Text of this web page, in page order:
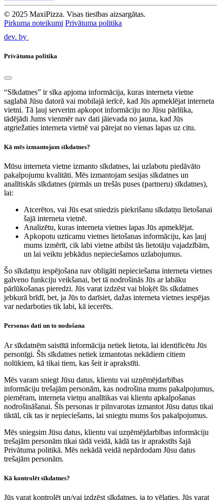
© 2025 MaxiPizza. Visas tiesības aizsargātas.
Pirkuma noteikumi Privātuma politika
dev. by
Privātuma politika
“Sīkdatnes” ir sīka apjoma informācija, kuras interneta vietne
saglabā Jūsu datorā vai mobilajā ierīcē, kad Jūs apmeklējat interneta
vietni. Tā ļauj serverim apkopot informāciju no Jūsu pārlūka,
tādējādi Jums vienmēr nav dati jāievada no jauna, kad Jūs
atgriežaties interneta vietnē vai pārejat no vienas lapas uz citu.
Kā mēs izmantojam sīkdatnes?
Mūsu interneta vietne izmanto sīkdatnes, lai uzlabotu piedāvāto
pakalpojumu kvalitāti. Mēs izmantojam sesijas sīkdatnes un
analītiskās sīkdatnes (pirmās un trešās puses (partneru) sīkdatnes),
lai:
Atcerētos, vai Jūs esat sniedzis piekrišanu sīkdatņu lietošanai
šajā interneta vietnē.
Analizētu, kuras interneta vietnes lapas Jūs apmeklējat.
Apkopotu uzticamu vietnes lietošanas informāciju, kas ļauj
mums izmērīt, cik labi vietne atbilst tās lietotāju vajadzībām,
un lai veiktu jebkādus nepieciešamos uzlabojumus.
Šo sīkdatņu iespējošana nav obligāti nepieciešama interneta vietnes
galveno funkciju veikšanai, bet tā nodrošinās Jūs ar labāku
pārlūkošanas pieredzi. Jūs varat izdzēst vai bloķēt šīs sīkdatnes
jebkurā brīdī, bet, ja Jūs to darīsiet, dažas interneta vietnes iespējas
var nedarboties tik labi, kā iecerēts.
Personas dati un to nodošana
Ar sīkdatnēm saistītā informācija netiek lietota, lai identificētu Jūs
personīgi. Šīs sīkdatnes netiek izmantotas nekādiem citiem
nolūkiem, kā tikai tiem, kas šeit ir aprakstīti.
Mēs varam sniegt Jūsu datus, klientu vai uzņēmējdarbības
informāciju trešajām personām, kas nodrošina mums pakalpojumus,
piemēram, interneta vietņu analītikas vai klientu apkalpošanas
nodrošināšanai. Šīs personas ir pilnvarotas izmantot Jūsu datus tikai
tiktāl, cik tas ir nepieciešams, lai sniegtu mums šos pakalpojumus.
Mēs sniegsim Jūsu datus, klientu vai uzņēmējdarbības informāciju
trešajām personām tikai tādā veidā, kādā tas ir aprakstīts šajā
Privātuma politikā. Mēs nekādā veidā nepārdodam Jūsu datus
trešajām personām.
Kā kontrolēt sīkdatnes?
Jūs varat kontrolēt un/vai izdzēst sīkdatnes, ja to vēlaties. Jūs varat